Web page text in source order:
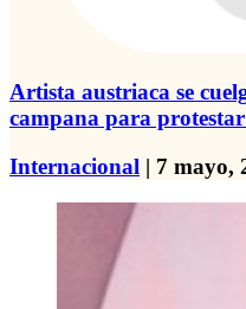
Artista austriaca se
campana para
Internacional | 7 mayo,